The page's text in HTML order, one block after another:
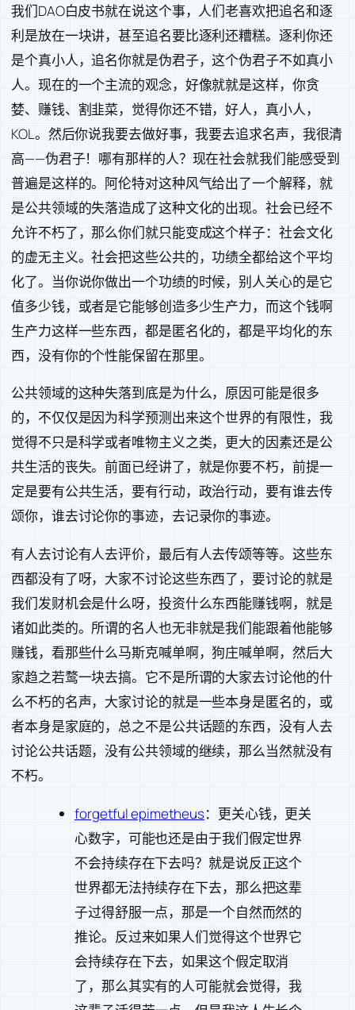
我们DAO白皮书就在说这个事，人们老喜欢把追名和逐
利是放在一块讲，甚至追名要比逐利还糟糕。逐利你还
是个真小人，追名你就是伪君子，这个伪君子不如真小
人。现在的一个主流的观念，好像就就是这样，你贪
婪、赚钱、割韭菜，觉得你还不错，好人，真小人，
KOL。然后你说我要去做好事，我要去追求名声，我很清
高——伪君子！哪有那样的人？现在社会就我们能感受到
普遍是这样的。阿伦特对这种风气给出了一个解释，就
是公共领域的失落造成了这种文化的出现。社会已经不
允许不朽了，那么你们就只能变成这个样子：社会文化
的虚无主义。社会把这些公共的，功绩全都给这个平均
化了。当你说你做出一个功绩的时候，别人关心的是它
值多少钱，或者是它能够创造多少生产力，而这个钱啊
生产力这样一些东西，都是匿名化的，都是平均化的东
西，没有你的个性能保留在那里。
公共领域的这种失落到底是为什么，原因可能是很多
的，不仅仅是因为科学预测出来这个世界的有限性，我
觉得不只是科学或者唯物主义之类，更大的因素还是公
共生活的丧失。前面已经讲了，就是你要不朽，前提一
定是要有公共生活，要有行动，政治行动，要有谁去传
颂你，谁去讨论你的事迹，去记录你的事迹。
有人去讨论有人去评价，最后有人去传颂等等。这些东
西都没有了呀，大家不讨论这些东西了，要讨论的就是
我们发财机会是什么呀，投资什么东西能赚钱啊，就是
诸如此类的。所谓的名人也无非就是我们能跟着他能够
赚钱，看那些什么马斯克喊单啊，狗庄喊单啊，然后大
家趋之若鹜一块去搞。它不是所谓的大家去讨论他的什
么不朽的名声，大家讨论的就是一些本身是匿名的，或
者本身是家庭的，总之不是公共话题的东西，没有人去
讨论公共话题，没有公共领域的继续，那么当然就没有
不朽。
forgetful epimetheus：更关心钱，更关
心数字，可能也还是由于我们假定世界
不会持续存在下去吗？就是说反正这个
世界都无法持续存在下去，那么把这辈
子过得舒服一点，那是一个自然而然的
推论。反过来如果人们觉得这个世界它
会持续存在下去，如果这个假定取消
了，那么其实有的人可能就会觉得，我